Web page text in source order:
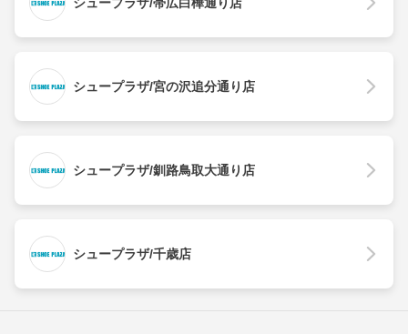
シュープラザ/宮の沢追分通り店
シュープラザ/釧路鳥取大通り店
シュープラザ/千歳店